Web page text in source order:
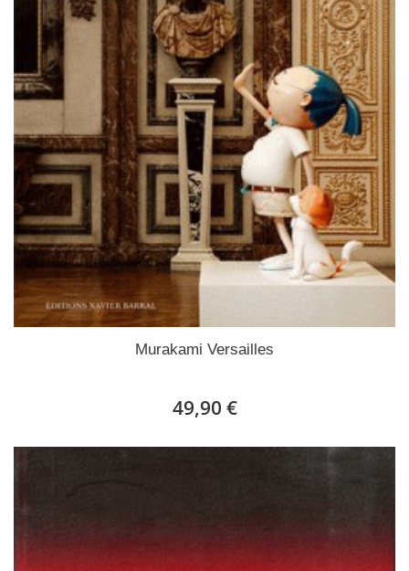
Murakami Versailles
49,90 €